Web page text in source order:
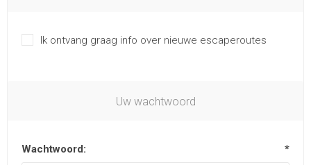
Ik ontvang graag info over nieuwe escaperoutes
Uw wachtwoord
Wachtwoord: *